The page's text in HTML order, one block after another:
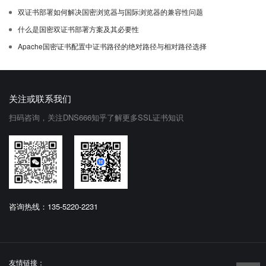
双证书部署如何解决国密浏览器与国际浏览器的兼容性问题
什么是国密双证书部署方案及其必要性
Apache国密证书配置中证书路径的绝对路径与相对路径选择
关注或联系我们
扫码咨询，关注DNS666知乎了解更多SSL证书知识
咨询热线：135-5220-2231
友情链接：